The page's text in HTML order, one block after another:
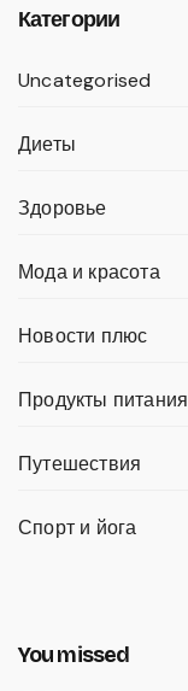
Категории
Uncategorised
Диеты
Здоровье
Мода и красота
Новости плюс
Продукты питания
Путешествия
Спорт и йога
You missed